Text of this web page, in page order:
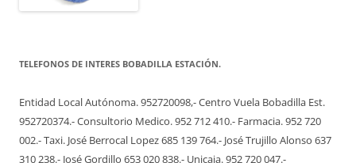
TELEFONOS DE INTERES BOBADILLA ESTACIÓN.
Entidad Local Autónoma. 952720098,- Centro Vuela Bobadilla Est.
952720374.- Consultorio Medico. 952 712 410.- Farmacia. 952 720
002.- Taxi. José Berrocal Lopez 685 139 764.- José Trujillo Alonso 637
310 238.- José Gordillo 653 020 838.- Unicaja. 952 720 047.-